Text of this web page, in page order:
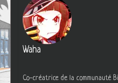
Waha
Co-créatrice de la communauté